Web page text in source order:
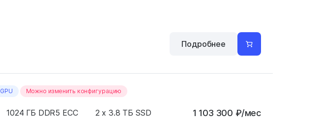
Подробнее
GPU Можно изменить конфигурацию
1024 ГБ DDR5 ECC
2 x 3.8 ТБ SSD
1 103 300 ₽/мес